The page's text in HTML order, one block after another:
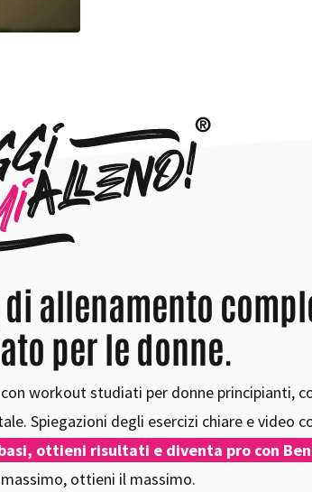
allenamento
per le donne.
workout studiati per donne principianti,
Spiegazioni degli esercizi chiare e video
ottieni risultati e diventa pro con
massimo, ottieni il massimo.